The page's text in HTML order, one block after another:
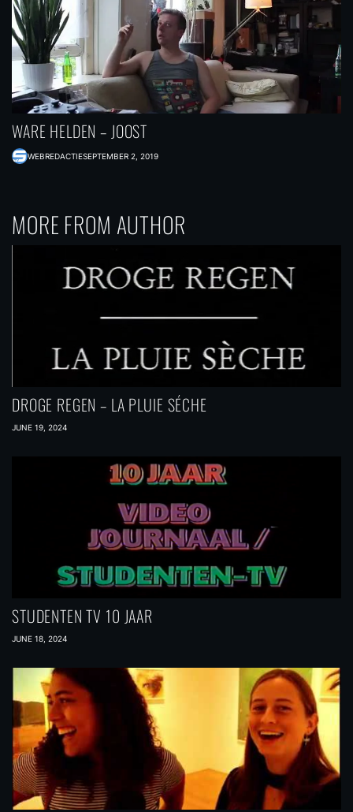
WARE HELDEN – JOOST
WEBREDACTIESEPTEMBER 2, 2019
MORE FROM AUTHOR
DROGE REGEN – LA PLUIE SÉCHE
JUNE 19, 2024
STUDENTEN TV 10 JAAR
JUNE 18, 2024